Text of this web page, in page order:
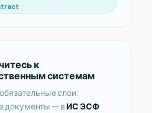
к
системам
слои:
документы — вИС ЭСФ